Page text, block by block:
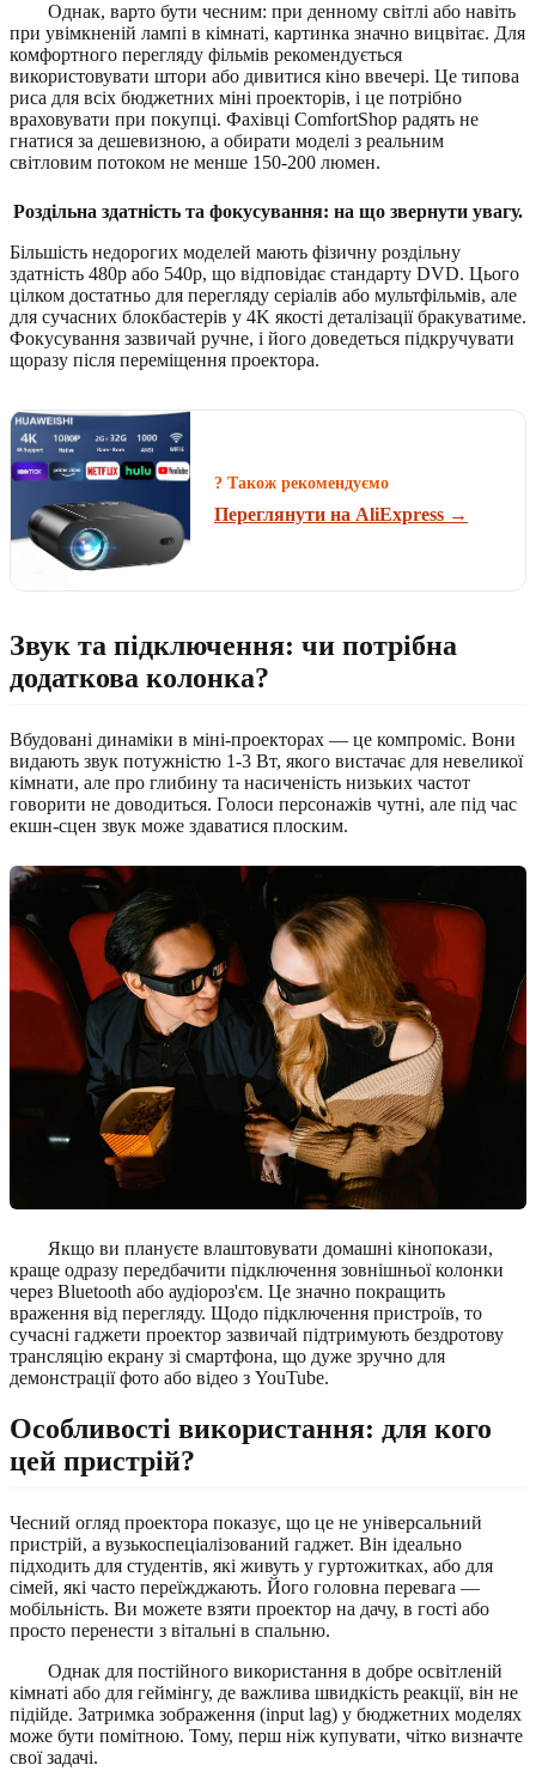
Однак, варто бути чесним: при денному світлі або навіть
при увімкненій лампі в кімнаті, картинка значно вицвітає. Для
комфортного перегляду фільмів рекомендується
використовувати штори або дивитися кіно ввечері. Це типова
риса для всіх бюджетних міні проекторів, і це потрібно
враховувати при покупці. Фахівці ComfortShop радять не
гнатися за дешевизною, а обирати моделі з реальним
світловим потоком не менше 150-200 люмен.
Роздільна здатність та фокусування: на що звернути увагу.
Більшість недорогих моделей мають фізичну роздільну
здатність 480p або 540p, що відповідає стандарту DVD. Цього
цілком достатньо для перегляду серіалів або мультфільмів, але
для сучасних блокбастерів у 4K якості деталізації бракуватиме.
Фокусування зазвичай ручне, і його доведеться підкручувати
щоразу після переміщення проектора.
? Також рекомендуємо
Переглянути на AliExpress →
Звук та підключення: чи потрібна
додаткова колонка?
Вбудовані динаміки в міні-проекторах — це компроміс. Вони
видають звук потужністю 1-3 Вт, якого вистачає для невеликої
кімнати, але про глибину та насиченість низьких частот
говорити не доводиться. Голоси персонажів чутні, але під час
екшн-сцен звук може здаватися плоским.
Якщо ви плануєте влаштовувати домашні кінопокази,
краще одразу передбачити підключення зовнішньої колонки
через Bluetooth або аудіороз'єм. Це значно покращить
враження від перегляду. Щодо підключення пристроїв, то
сучасні гаджети проектор зазвичай підтримують бездротову
трансляцію екрану зі смартфона, що дуже зручно для
демонстрації фото або відео з YouTube.
Особливості використання: для кого
цей пристрій?
Чесний огляд проектора показує, що це не універсальний
пристрій, а вузькоспеціалізований гаджет. Він ідеально
підходить для студентів, які живуть у гуртожитках, або для
сімей, які часто переїжджають. Його головна перевага —
мобільність. Ви можете взяти проектор на дачу, в гості або
просто перенести з вітальні в спальню.
Однак для постійного використання в добре освітленій
кімнаті або для геймінгу, де важлива швидкість реакції, він не
підійде. Затримка зображення (input lag) у бюджетних моделях
може бути помітною. Тому, перш ніж купувати, чітко визначте
свої задачі.